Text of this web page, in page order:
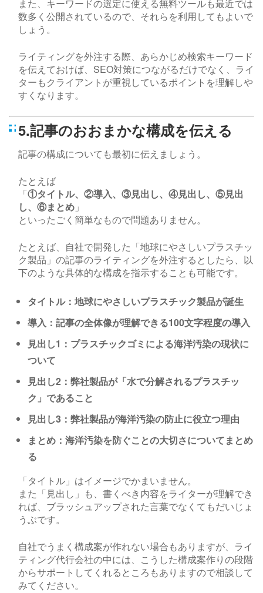
また、キーワードの選定に使える無料ツールも最近では
数多く公開されているので、それらを利用してもよいで
しょう。
ライティングを外注する際、あらかじめ検索キーワード
を伝えておけば、 SEO対策につながるだけでなく、ライ
ターもクライアントが重視しているポイントを理解しや
すくなります。
5.記事のおおまかな構成を伝える
記事の構成についても最初に伝えましょう。
たとえば
「①タイトル、②導入、③見出し、④見出し、⑤見出
し、⑥まとめ 」
といったごく簡単なもので問題ありません。
たとえば、自社で開発した「地球にやさしいプラスチッ
ク製品」の記事のライティングを外注するとしたら、以
下のような具体的な構成を指示することも可能です。
タイトル：地球にやさしいプラスチック製品が誕生
導入：記事の全体像が理解できる100文字程度の導入
見出し1：プラスチックゴミによる海洋汚染の現状に
ついて
見出し2：弊社製品が「水で分解されるプラスチッ
ク」であること
見出し3：弊社製品が海洋汚染の防止に役立つ理由
まとめ：海洋汚染を防ぐことの大切さについてまとめ
る
「タイトル」はイメージでかまいません。
また「見出し」も、書くべき内容をライターが理解でき
れば、ブラッシュアップされた言葉でなくてもだいじょ
うぶです。
自社でうまく構成案が作れない場合もありますが、ライ
ティング代行会社の中には、こうした構成案作りの段階
からサポートしてくれるところもありますので相談して
みてください。